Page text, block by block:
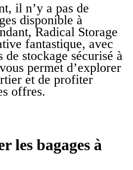
il n’y a pas de
disponible à
Radical Storage
fantastique, avec
stockage sécurisé à
permet d’explorer
et de profiter
offres.
les bagages à